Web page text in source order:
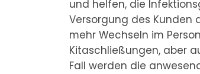
und helfen, die
Versorgung des Kunden
mehr Wechseln im
Kitaschließungen, aber
Fall werden die